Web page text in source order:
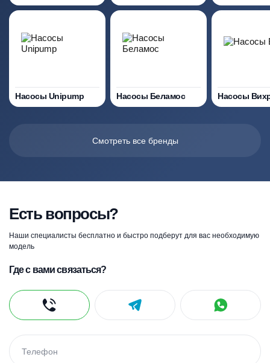
Насосы Unipump Насосы Беламос Насосы
Смотреть все бренды
Есть вопросы?
Наши специалисты бесплатно и быстро подберут для вас необходимую
модель
Где с вами связаться?